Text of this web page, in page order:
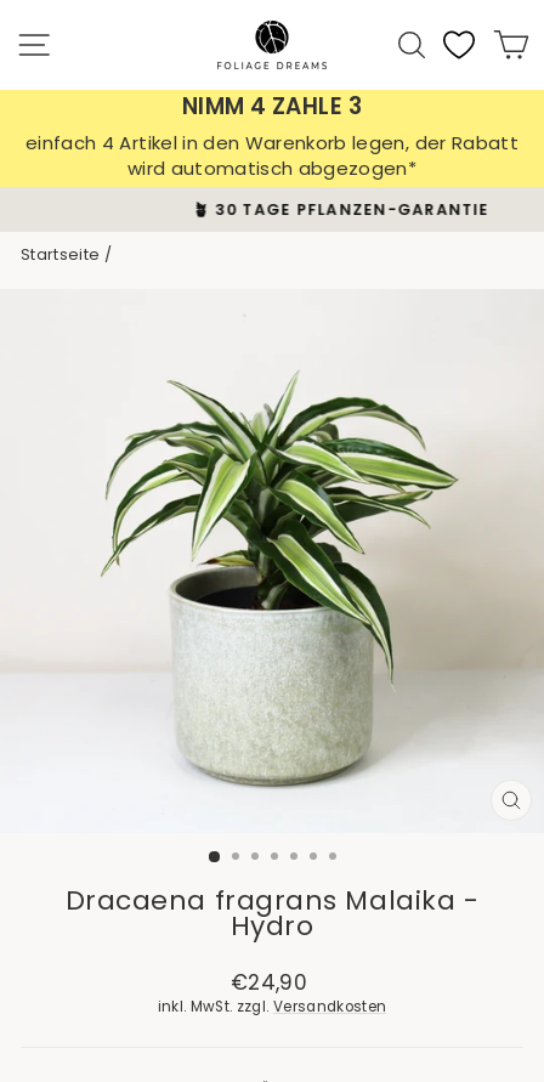
zum
Inhalt
Suche
NIMM 4 ZAHLE 3
einfach 4 Artikel in den Warenkorb legen, der Rabatt
wird automatisch abgezogen*
Pause
🪴 30 TAGE PFLANZEN-GARANTIE
Startseite /
Dracaena fragrans Malaika -
Hydro
Normaler
Preis
€24,90
inkl. MwSt. zzgl. Versandkosten